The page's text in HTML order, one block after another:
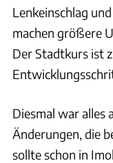
Lenkeinschlag
machen größere
Der Stadtkurs ist
Diesmal war alles
Änderungen, die
sollte schon in